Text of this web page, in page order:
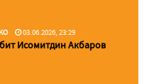
03.06.2026, 23:29
Исомитдин Акбаров